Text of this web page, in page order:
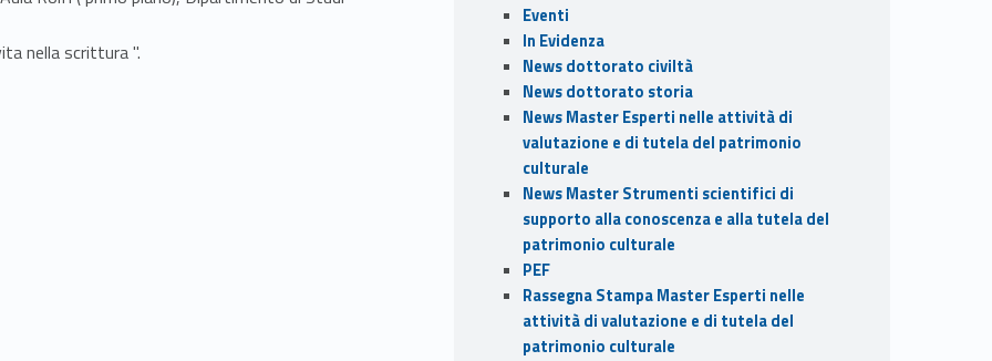
nella scrittura ".
Eventi
In Evidenza
News dottorato civiltà
News dottorato storia
News Master Esperti nelle attività di
valutazione e di tutela del patrimonio
culturale
News Master Strumenti scientifici di
supporto alla conoscenza e alla tutela del
patrimonio culturale
PEF
Rassegna Stampa Master Esperti nelle
attività di valutazione e di tutela del
patrimonio culturale